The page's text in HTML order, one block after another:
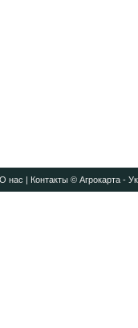
О нас | Контакты© Агрокарта -